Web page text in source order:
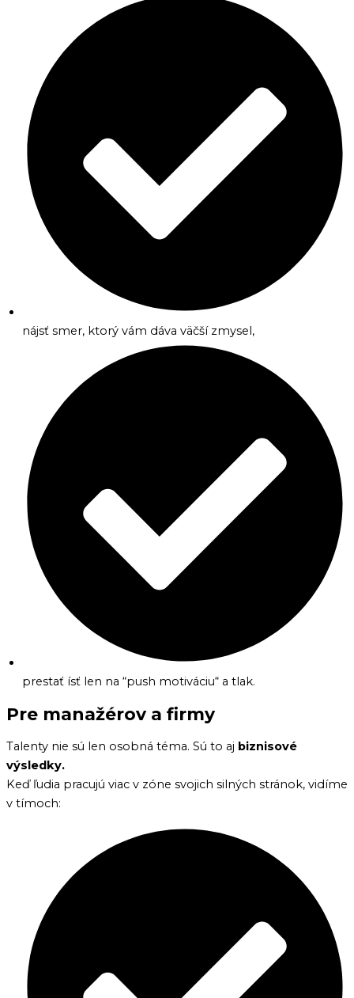
nájsť smer, ktorý vám dáva väčší zmysel,
prestať ísť len na “push motiváciu“ a tlak.
Pre manažérov a firmy
Talenty nie sú len osobná téma. Sú to aj biznisové
výsledky.
Keď ľudia pracujú viac v zóne svojich silných stránok, vidíme
v tímoch: